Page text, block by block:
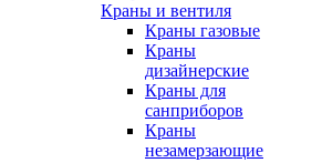
Краны и вентиля
Краны газовые
Краны
дизайнерские
Краны для
санприборов
Краны
незамерзающие